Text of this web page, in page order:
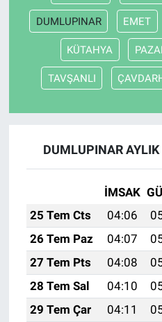
DUMLUPINAR EMET
KÜTAHYA
TAVŞANLI
DUMLUPINAR
İMSAK
25 Tem Cts
04:06
26 Tem Paz
04:07
27 Tem Pts
04:08
28 Tem Sal
04:10
29 Tem Çar
04:11